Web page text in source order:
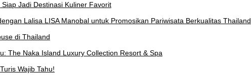
Jadi Destinasi Kuliner Favorit
Lalisa LISA Manobal untuk Promosikan Pariwisata Berkualitas Thailand
di Thailand
The Naka Island Luxury Collection Resort & Spa
Wajib Tahu!